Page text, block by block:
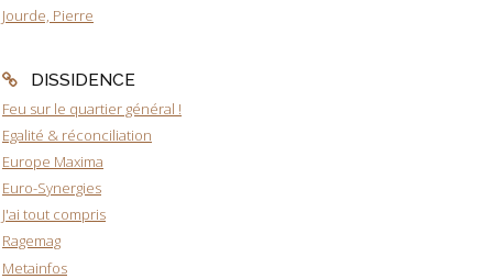
Jourde, Pierre
DISSIDENCE
Feu sur le quartier général !
Egalité & réconciliation
Europe Maxima
Euro-Synergies
J'ai tout compris
Ragemag
Metainfos